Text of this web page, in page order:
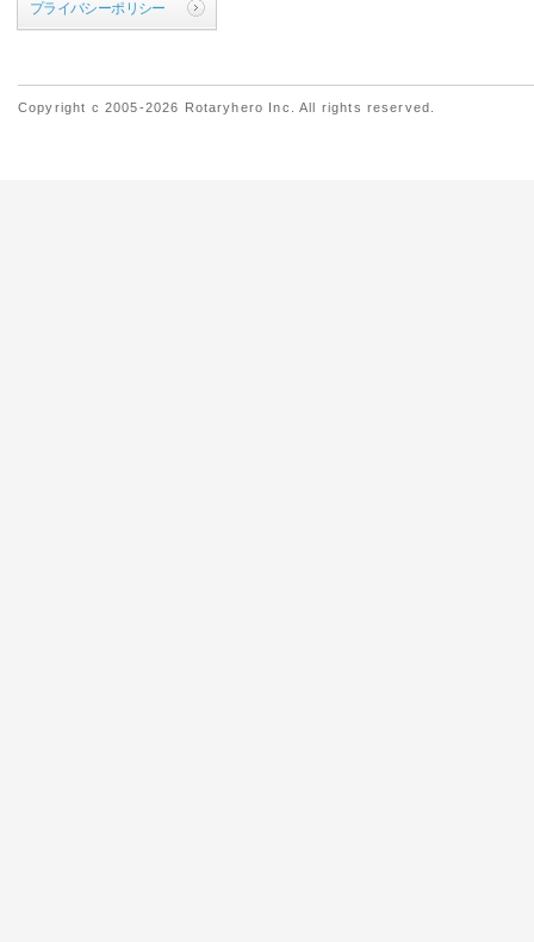
プライバシーポリシー
Copyright c 2005-2026 Rotaryhero Inc. All rights reserved.